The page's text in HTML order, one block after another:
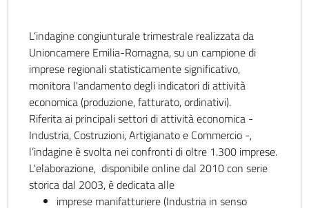
L’indagine congiunturale trimestrale realizzata da
Unioncamere Emilia-Romagna, su un campione di
imprese regionali statisticamente significativo,
monitora l'andamento degli indicatori di attività
economica (produzione, fatturato, ordinativi).
Riferita ai principali settori di attività economica -
Industria, Costruzioni, Artigianato e Commercio -,
l’indagine è svolta nei confronti di oltre 1.300 imprese.
L'elaborazione, disponibile online dal 2010 con serie
storica dal 2003, è dedicata alle
imprese manifatturiere (Industria in senso